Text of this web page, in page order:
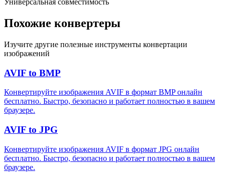
Универсальная совместимость
Похожие конвертеры
Изучите другие полезные инструменты конвертации
изображений
AVIF to BMP
Конвертируйте изображения AVIF в формат BMP онлайн
бесплатно. Быстро, безопасно и работает полностью в вашем
браузере.
AVIF to JPG
Конвертируйте изображения AVIF в формат JPG онлайн
бесплатно. Быстро, безопасно и работает полностью в вашем
браузере.